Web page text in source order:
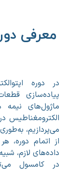
معرفی
در دوره‌
پیاده‌سازی
ماژول‌های نیمه
الکترومغناطیس
می‌پردازیم،
از اتمام دوره،
داده‌های لازم،
در کامسول